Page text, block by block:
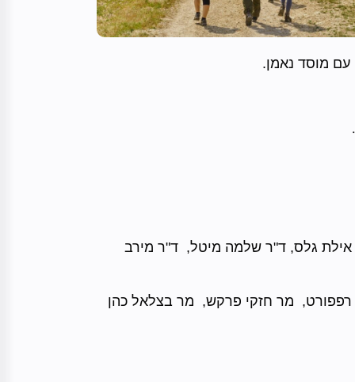
אילת גלס, ד"ר שלמה מיטל, ד"ר מירב
רפפורט, מר חזקי פרקש, מר בצלאל כהן